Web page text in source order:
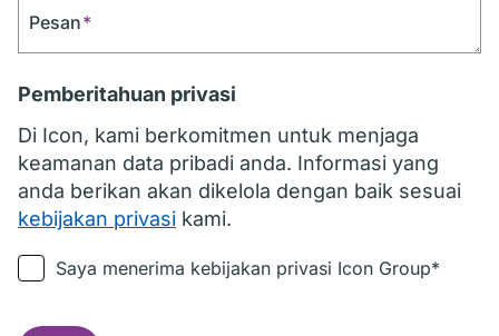
Pesan*
Pemberitahuan privasi
Di Icon, kami berkomitmen untuk menjaga
keamanan data pribadi anda. Informasi yang
anda berikan akan dikelola dengan baik sesuai
kebijakan privasi kami.
Saya menerima kebijakan privasi Icon Group*